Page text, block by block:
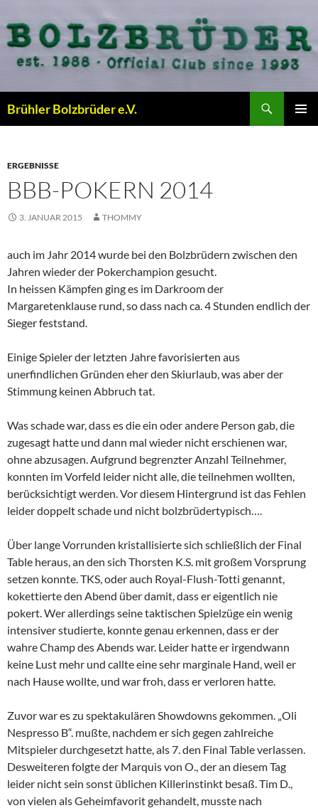
Inhalt
springen
Brühler Bolzbrüder e.V.
ERGEBNISSE
BBB-POKERN 2014
3. JANUAR 2015 THOMMY
auch im Jahr 2014 wurde bei den Bolzbrüdern zwischen den
Jahren wieder der Pokerchampion gesucht.
In heissen Kämpfen ging es im Darkroom der
Margaretenklause rund, so dass nach ca. 4 Stunden endlich der
Sieger feststand.
Einige Spieler der letzten Jahre favorisierten aus
unerfindlichen Gründen eher den Skiurlaub, was aber der
Stimmung keinen Abbruch tat.
Was schade war, dass es die ein oder andere Person gab, die
zugesagt hatte und dann mal wieder nicht erschienen war,
ohne abzusagen. Aufgrund begrenzter Anzahl Teilnehmer,
konnten im Vorfeld leider nicht alle, die teilnehmen wollten,
berücksichtigt werden. Vor diesem Hintergrund ist das Fehlen
leider doppelt schade und nicht bolzbrüdertypisch….
Über lange Vorrunden kristallisierte sich schließlich der Final
Table heraus, an den sich Thorsten K.S. mit großem Vorsprung
setzen konnte. TKS, oder auch Royal-Flush-Totti genannt,
kokettierte den Abend über damit, dass er eigentlich nie
pokert. Wer allerdings seine taktischen Spielzüge ein wenig
intensiver studierte, konnte genau erkennen, dass er der
wahre Champ des Abends war. Leider hatte er irgendwann
keine Lust mehr und callte eine sehr marginale Hand, weil er
nach Hause wollte, und war froh, dass er verloren hatte.
Zuvor war es zu spektakulären Showdowns gekommen. „Oli
Nespresso B“. mußte, nachdem er sich gegen zahlreiche
Mitspieler durchgesetzt hatte, als 7. den Final Table verlassen.
Desweiteren folgte der Marquis von O., der an diesem Tag
leider nicht sein sonst üblichen Killerinstinkt besaß. Tim D.,
von vielen als Geheimfavorit gehandelt, musste nach